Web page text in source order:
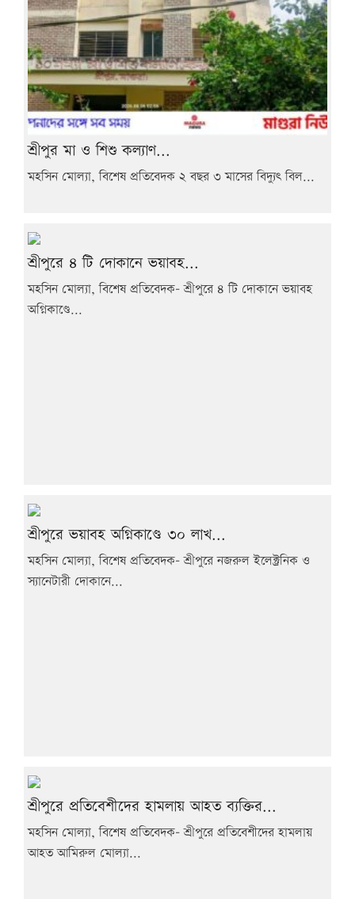
শ্রীপুর মা ও শিশু কল্যাণ...
মহসিন মোল্যা, বিশেষ প্রতিবেদক ২ বছর ৩ মাসের বিদ্যুৎ বিল...
শ্রীপুরে ৪ টি দোকানে ভয়াবহ...
মহসিন মোল্যা, বিশেষ প্রতিবেদক- শ্রীপুরে ৪ টি দোকানে ভয়াবহ
অগ্নিকাণ্ডে...
শ্রীপুরে ভয়াবহ অগ্নিকাণ্ডে ৩০ লাখ...
মহসিন মোল্যা, বিশেষ প্রতিবেদক- শ্রীপুরে নজরুল ইলেক্ট্রনিক ও
স্যানেটারী দোকানে...
শ্রীপুরে প্রতিবেশীদের হামলায় আহত ব্যক্তির...
মহসিন মোল্যা, বিশেষ প্রতিবেদক- শ্রীপুরে প্রতিবেশীদের হামলায়
আহত আমিরুল মোল্যা...